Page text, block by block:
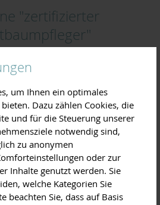
um Ihnen ein optimales
Dazu zählen Cookies, die
und für die Steuerung unserer
notwendig sind,
zu anonymen
oder zur
Inhalte genutzt werden. Sie
welche Kategorien Sie
beachten Sie, dass auf Basis
"zertifizierter
beginnt die nun 8. Staffel
Ausbildungslehrgang zum
jetzt möglich!